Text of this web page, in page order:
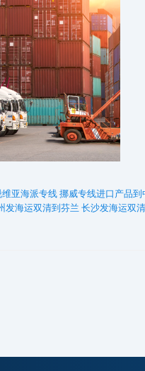
亚海派专线挪威专线进口产品到
发海运双清到芬兰 长沙发海运双